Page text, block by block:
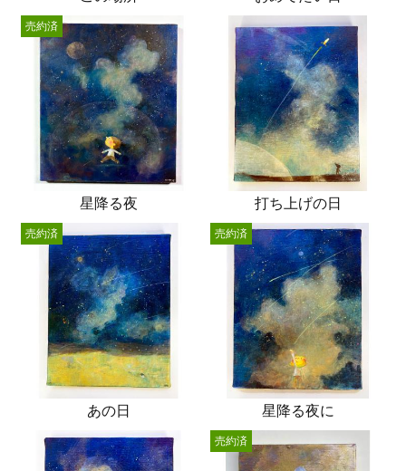
星降る夜
売約済
打ち上げの日
あの日
売約済
星降る夜に
売約済
売約済